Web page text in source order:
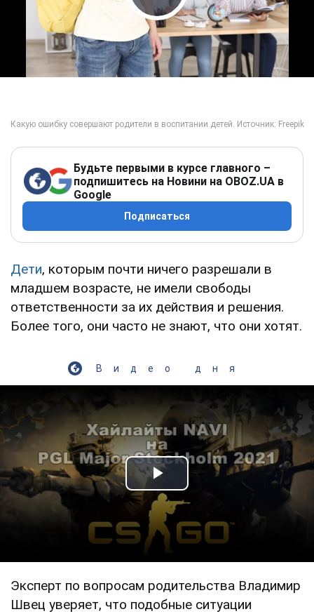
Play Video
Будьте первыми в курсе главного –
подпишитесь на Новини на OBOZ.UA в
Google
Подписаться
Дети, которым почти ничего разрешали в
младшем возрасте, не имели свободы
ответственности за их действия и решения.
Более того, они часто не знают, что они хотят.
Видео дня
Play Video
Эксперт по вопросам родительства Владимир
Швец уверяет, что подобные ситуации